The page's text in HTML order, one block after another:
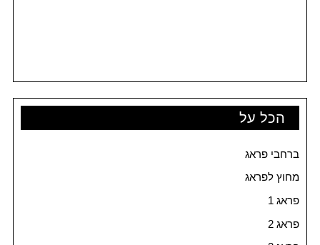
הכל על
ברחבי פראג
מחוץ לפראג
פראג 1
פראג 2